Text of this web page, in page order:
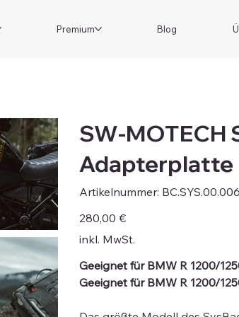
Premium Blog
SW-MOTECH
Adapterplatte
Artikelnummer: Artikelnummer:
Preis
280,00 €
inkl. MwSt.
Geeignet für BMW R 1200/
Geeignet für BMW R 1200/